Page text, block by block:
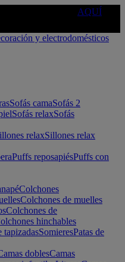
AQUÍ
Sofás camaSofás 2
Sofás relaxSofás
relaxSillones relax
Puffs reposapiésPuffs con
Colchones
Colchones de muelles
Colchones de
hinchables
tapizadasSomieresPatas de
doblesCamas